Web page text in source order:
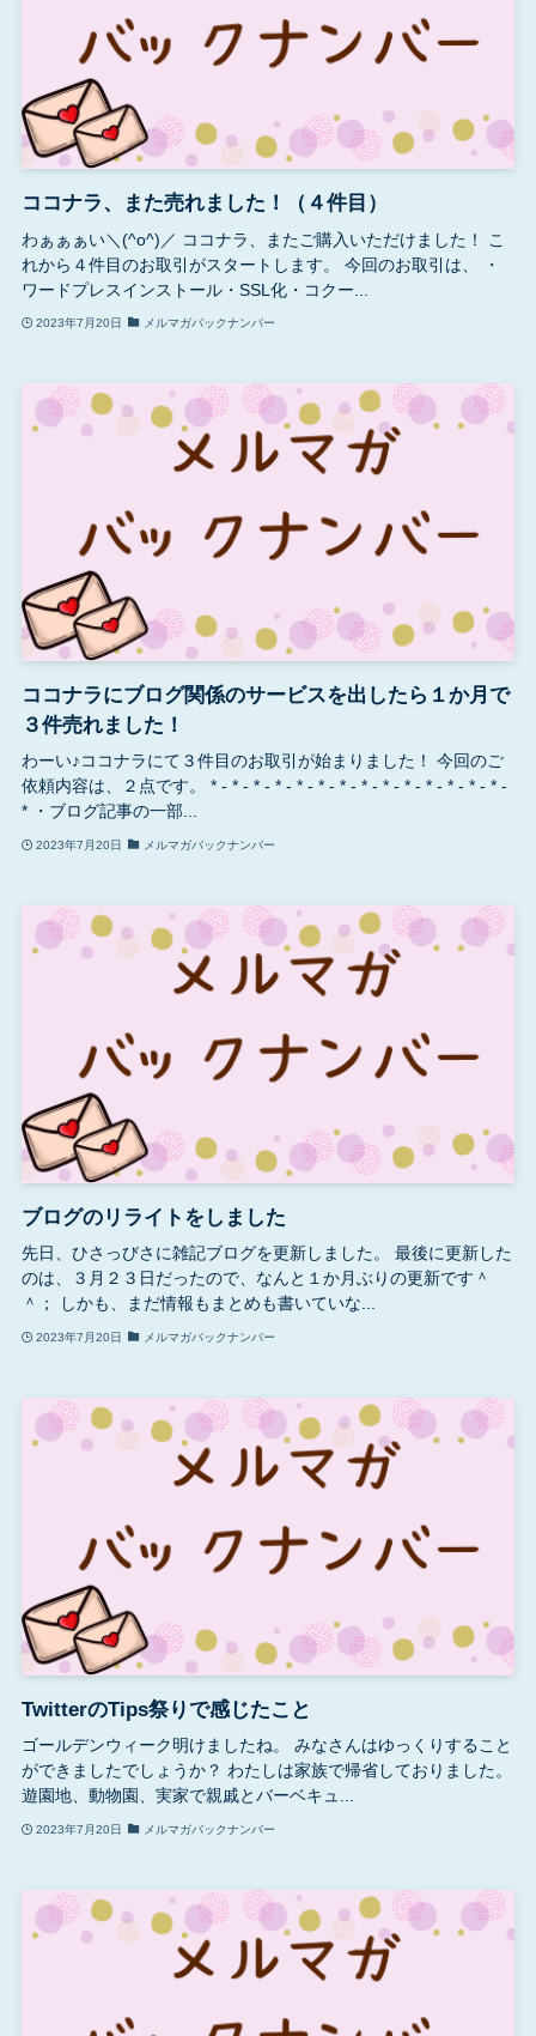
ココナラ、また売れました！（４件目）
わぁぁぁい＼(^o^)／ ココナラ、またご購入いただけました！ こ
れから４件目のお取引がスタートします。 今回のお取引は、 ・
ワードプレスインストール・SSL化・コクー...
2023年7月20日 メルマガバックナンバー
ココナラにブログ関係のサービスを出したら１か月で
３件売れました！
わーい♪ココナラにて３件目のお取引が始まりました！ 今回のご
依頼内容は、２点です。 * - * - * - * - * - * - * - * - * - * - * - * - * - * -
* ・ブログ記事の一部...
2023年7月20日 メルマガバックナンバー
ブログのリライトをしました
先日、ひさっびさに雑記ブログを更新しました。 最後に更新した
のは、３月２３日だったので、なんと１か月ぶりの更新です＾
＾； しかも、まだ情報もまとめも書いていな...
2023年7月20日 メルマガバックナンバー
TwitterのTips祭りで感じたこと
ゴールデンウィーク明けましたね。 みなさんはゆっくりすること
ができましたでしょうか？ わたしは家族で帰省しておりました。
遊園地、動物園、実家で親戚とバーベキュ...
2023年7月20日 メルマガバックナンバー